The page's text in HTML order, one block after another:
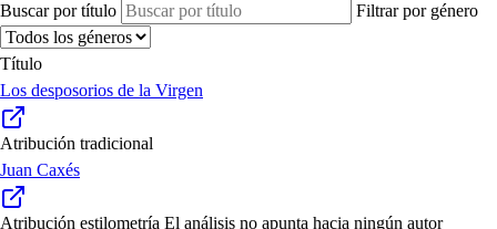
Buscar por título
Filtrar por género
Título
Los desposorios de la Virgen
Atribución tradicional
Juan Caxés
Atribución estilometría El análisis no apunta hacia ningún autor